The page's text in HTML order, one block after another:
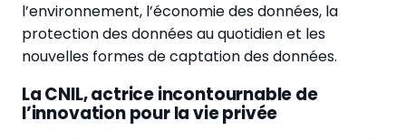
l’environnement, l’économie des données, la
protection des données au quotidien et les
nouvelles formes de captation des données.
La CNIL, actrice incontournable de
l’innovation pour la vie privée